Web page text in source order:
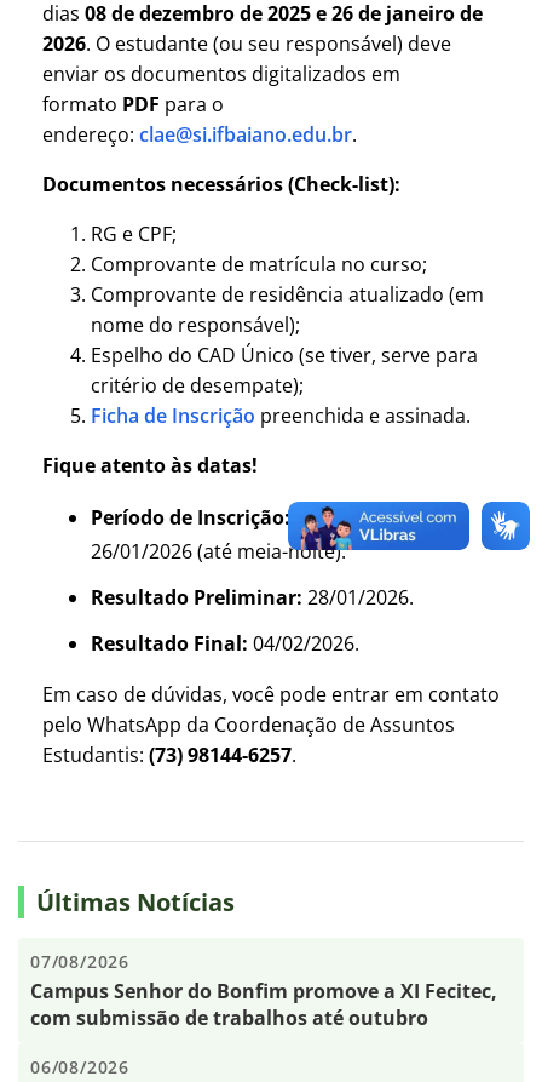
dias 08 de dezembro de 2025 e 26 de janeiro de
2026. O estudante (ou seu responsável) deve
enviar os documentos digitalizados em
formato PDF para o
endereço: clae@si.ifbaiano.edu.br.
Documentos necessários (Check-list):
RG e CPF;
Comprovante de matrícula no curso;
Comprovante de residência atualizado (em
nome do responsável);
Espelho do CAD Único (se tiver, serve para
critério de desempate);
Ficha de Inscrição preenchida e assinada.
Fique atento às datas!
Período de Inscrição: 08/12/2025 a
26/01/2026 (até meia-noite).
Resultado Preliminar: 28/01/2026.
Resultado Final: 04/02/2026.
Em caso de dúvidas, você pode entrar em contato
pelo WhatsApp da Coordenação de Assuntos
Estudantis: (73) 98144-6257.
Últimas Notícias
07/08/2026
Campus Senhor do Bonfim promove a XI Fecitec,
com submissão de trabalhos até outubro
06/08/2026